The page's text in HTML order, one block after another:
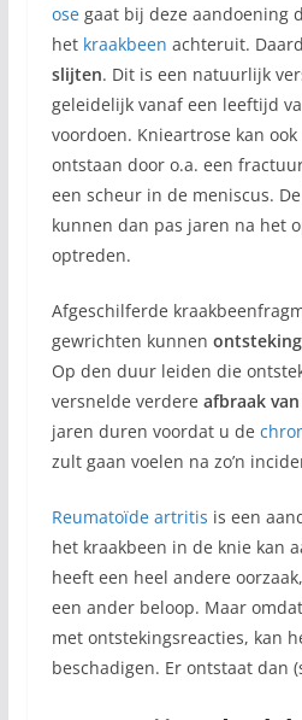
osegaat bij deze aandoening
het kraakbeen achteruit.
slijten. Dit is een natuurlijk
geleidelijk vanaf een leeftijd
voordoen. Knieartrose kan
ontstaan door o.a. een
een scheur in de meniscus.
kunnen dan pas jaren na het
optreden.
Afgeschilferde
gewrichten kunnen
Op den duur leiden die
versnelde verdere afbraak
jaren duren voordat u de
zult gaan voelen na zo’n
Reumatoïde artritis is een
het kraakbeen in de knie kan
heeft een heel andere
een ander beloop. Maar
met ontstekingsreacties, kan
beschadigen. Er ontstaat dan